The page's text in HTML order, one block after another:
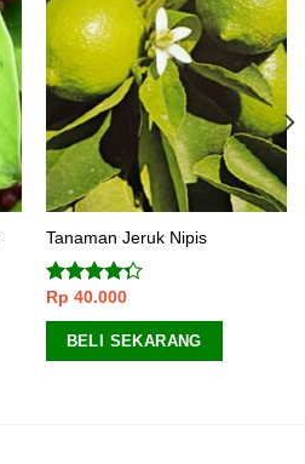
Tanaman Jeruk Nipis
Dinilai
4.00dari
Rp 40.000
BELI SEKARANG